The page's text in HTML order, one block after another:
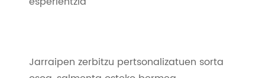
Jarraipen zerbitzu pertsonalizatuen sorta